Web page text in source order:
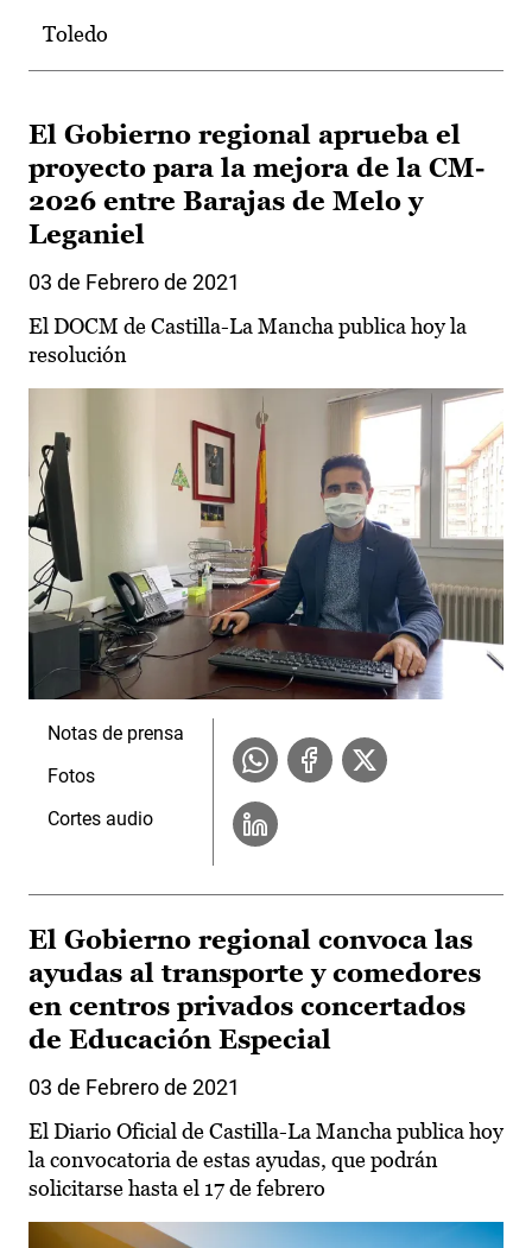
Toledo
El Gobierno regional aprueba el
proyecto para la mejora de la CM-
2026 entre Barajas de Melo y
Leganiel
03 de Febrero de 2021
El DOCM de Castilla-La Mancha publica hoy la
resolución
Notas de prensa
Fotos
Cortes audio
El Gobierno regional convoca las
ayudas al transporte y comedores
en centros privados concertados
de Educación Especial
03 de Febrero de 2021
El Diario Oficial de Castilla-La Mancha publica hoy
la convocatoria de estas ayudas, que podrán
solicitarse hasta el 17 de febrero